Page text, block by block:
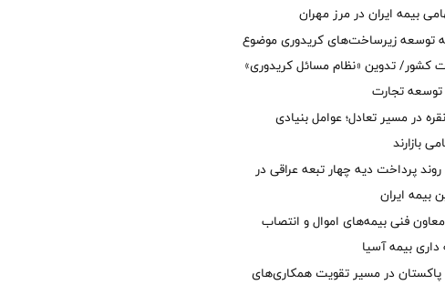
بیمه ایران در مرز مهران
توسعه زیرساخت‌های کریدوری موضوع
کشور/ تدوین «نظام مسائل کریدوری»
توسعه تجارت
در مسیر تعادل؛ عوامل بنیادی
بازارند
پرداخت دیه چهار تبعه عراقی در
بیمه ایران
فنی بیمه‌های اموال و انتصاب
داری بیمه آسیا
پاکستان در مسیر تقویت همکاری‌های